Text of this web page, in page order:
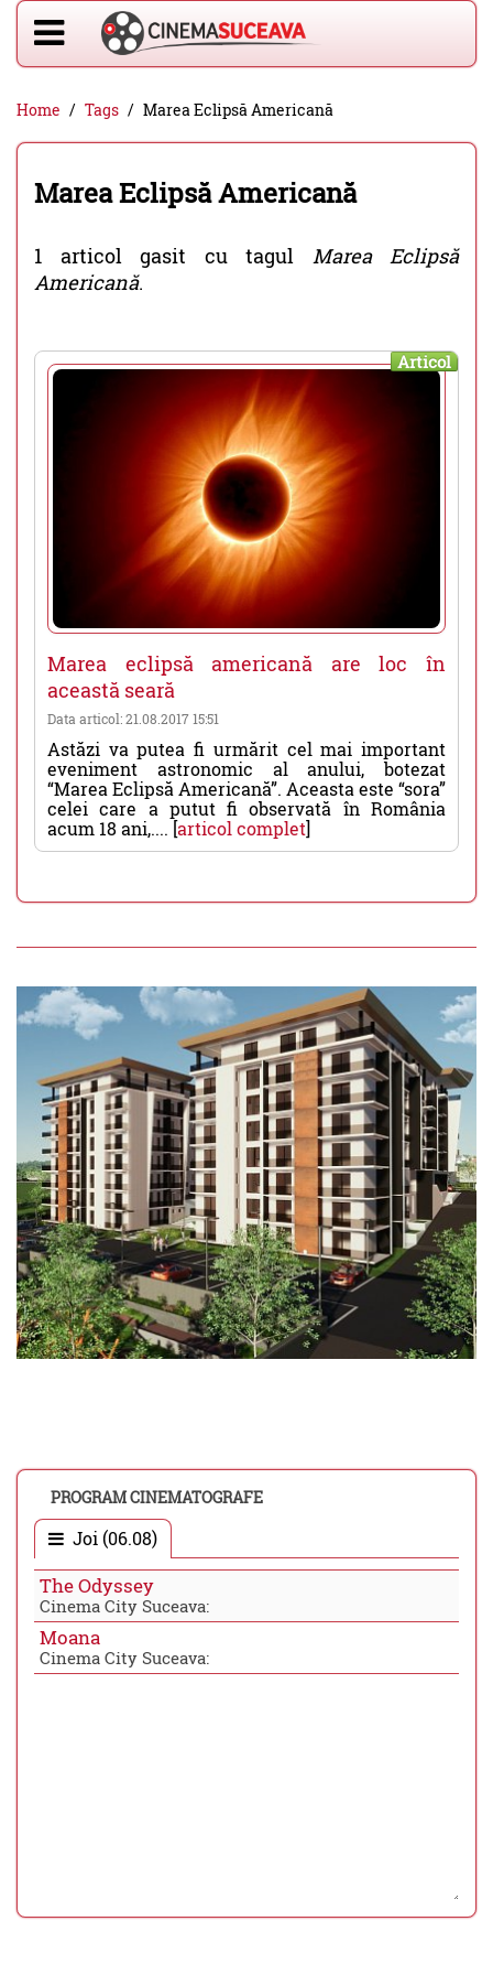
Home Tags Marea Eclipsă Americană
Marea Eclipsă Americană
1 articol gasit cu tagul Marea Eclipsă
Americană.
Articol
Marea eclipsă americană are loc în
această seară
Data articol: 21.08.2017 15:51
Astăzi va putea fi urmărit cel mai important
eveniment astronomic al anului, botezat
“Marea Eclipsă Americană”. Aceasta este “sora”
celei care a putut fi observată în România
acum 18 ani,.... [articol complet]
PROGRAM CINEMATOGRAFE
Joi (06.08)
The Odyssey
Cinema City Suceava:
Moana
Cinema City Suceava: